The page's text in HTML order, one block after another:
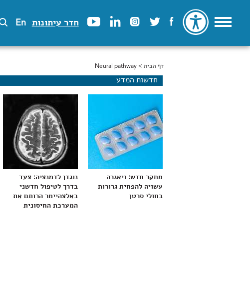
חדר עיתונות En
הינך נמצא כאן
דף הבית > Neural pathway
חדשות המדע
מחקר חדש: ויאגרה
עשויה להפחית גרורות
בחולי סרטן
נוגדן לדמנציה: צעד
בדרך לטיפול חדשני
באלצהיימר הרותם את
המערכת החיסונית